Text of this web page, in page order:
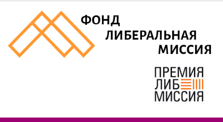
content